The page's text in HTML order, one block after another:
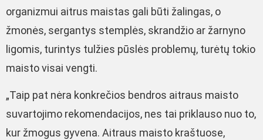
organizmui aitrus maistas gali būti žalingas, o
žmonės, sergantys stemplės, skrandžio ar žarnyno
ligomis, turintys tulžies pūslės problemų, turėtų tokio
maisto visai vengti.
„Taip pat nėra konkrečios bendros aitraus maisto
suvartojimo rekomendacijos, nes tai priklauso nuo to,
kur žmogus gyvena. Aitraus maisto kraštuose,